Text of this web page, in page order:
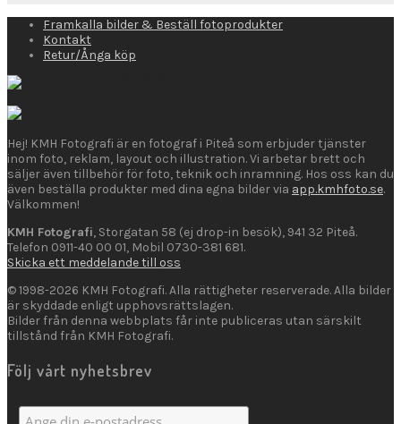
Kikare
Lagringsmedia
Framkalla bilder & Beställ fotoprodukter
Kontakt
Retur/Ånga köp
Hej! KMH Fotografi är en fotograf i Piteå som erbjuder tjänster
inom foto, reklam, layout och illustration. Vi arbetar brett och
säljer även tillbehör för foto, teknik och inramning. Hos oss kan du
även beställa produkter med dina egna bilder via app.kmhfoto.se.
Välkommen!
KMH Fotografi, Storgatan 58 (ej drop-in besök), 941 32 Piteå.
Telefon 0911-40 00 01, Mobil 0730-381 681.
Skicka ett meddelande till oss
© 1998-2026 KMH Fotografi. Alla rättigheter reserverade. Alla bilder
är skyddade enligt upphovsrättslagen.
Bilder från denna webbplats får inte publiceras utan särskilt
tillstånd från KMH Fotografi.
Följ vårt nyhetsbrev